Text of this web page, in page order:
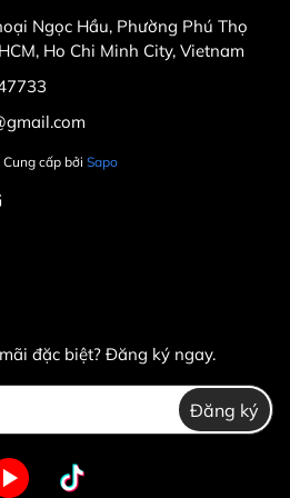
từ thời điểm xuất hóa đơn.
sử dụng, không bị dơ bẩn, còn
/ bao bì sản phẩm đi kèm
để đổi phải có
thừa
Ngọc Hầu, Phường Phú Thọ
Ho Chi Minh City, Vietnam
cấp bởi Sapo
đặc biệt? Đăng ký ngay.
Đăng ký